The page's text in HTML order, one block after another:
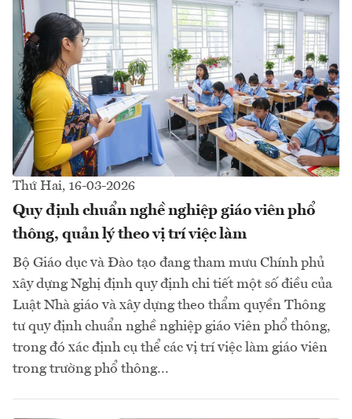
Thứ Hai, 16-03-2026
Quy định chuẩn nghề nghiệp giáo viên phổ
thông, quản lý theo vị trí việc làm
Bộ Giáo dục và Đào tạo đang tham mưu Chính phủ
xây dựng Nghị định quy định chi tiết một số điều của
Luật Nhà giáo và xây dựng theo thẩm quyền Thông
tư quy định chuẩn nghề nghiệp giáo viên phổ thông,
trong đó xác định cụ thể các vị trí việc làm giáo viên
trong trường phổ thông...